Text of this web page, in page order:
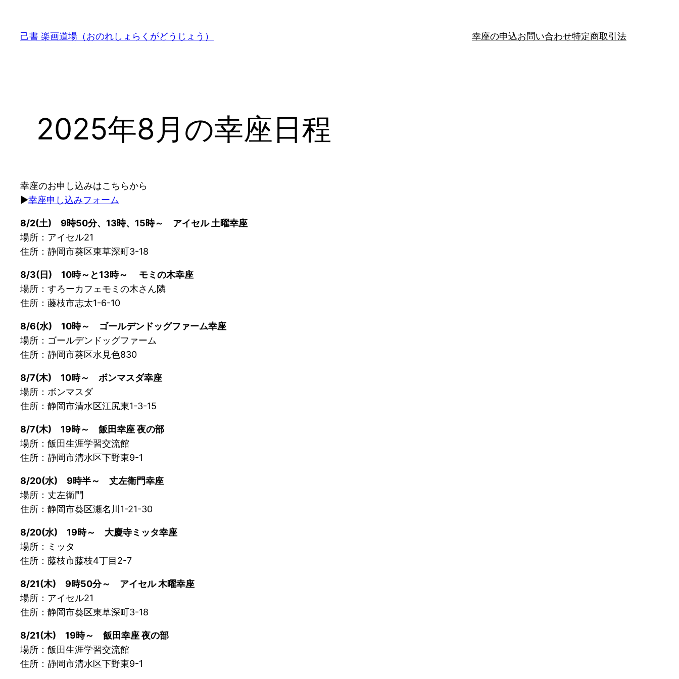
己書 楽画道場（おのれしょらくがどうじょう） 幸座の申込お問い合わせ特定商取引法
2025年8月の幸座日程
幸座のお申し込みはこちらから
▶幸座申し込みフォーム
8/2(土) 9時50分、13時、15時～ アイセル 土曜幸座
場所：アイセル21
住所：静岡市葵区東草深町3-18
8/3(日) 10時～と13時～ モミの木幸座
場所：すろーカフェモミの木さん隣
住所：藤枝市志太1-6-10
8/6(水) 10時～ ゴールデンドッグファーム幸座
場所：ゴールデンドッグファーム
住所：静岡市葵区水見色830
8/7(木) 10時～ ボンマスダ幸座
場所：ボンマスダ
住所：静岡市清水区江尻東1-3-15
8/7(木) 19時～ 飯田幸座 夜の部
場所：飯田生涯学習交流館
住所：静岡市清水区下野東9-1
8/20(水) 9時半～ 丈左衛門幸座
場所：丈左衛門
住所：静岡市葵区瀬名川1-21-30
8/20(水) 19時～ 大慶寺ミッタ幸座
場所：ミッタ
住所：藤枝市藤枝4丁目2-7
8/21(木) 9時50分～ アイセル 木曜幸座
場所：アイセル21
住所：静岡市葵区東草深町3-18
8/21(木) 19時～ 飯田幸座 夜の部
場所：飯田生涯学習交流館
住所：静岡市清水区下野東9-1